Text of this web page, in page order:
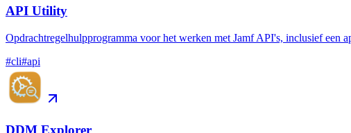
API Utility
Opdrachtregelhulpprogramma voor het werken met Jamf API's, inclusief een
#cli#api
DDM Explorer